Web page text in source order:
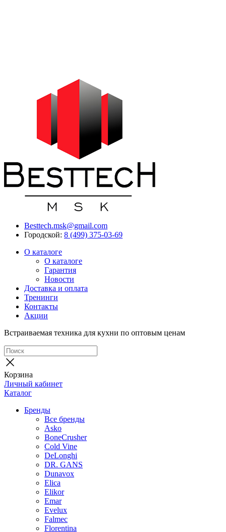
Besttech.msk@gmail.com
Городской: 8 (499) 375-03-69
О каталоге
О каталоге
Гарантия
Новости
Доставка и оплата
Тренинги
Контакты
Акции
Встраиваемая техника для кухни по оптовым ценам
Корзина
Личный кабинет
Каталог
Бренды
Все бренды
Asko
BoneCrusher
Cold Vine
DeLonghi
DR. GANS
Dunavox
Elica
Elikor
Emar
Evelux
Falmec
Florentina